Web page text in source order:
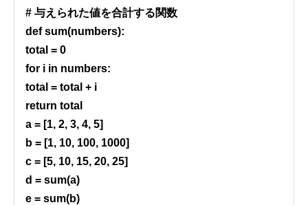
# 与えられた値を合計する関数
def sum(numbers):
total = 0
for i in numbers:
total = total + i
return total
a = [1, 2, 3, 4, 5]
b = [1, 10, 100, 1000]
c = [5, 10, 15, 20, 25]
d = sum(a)
e = sum(b)